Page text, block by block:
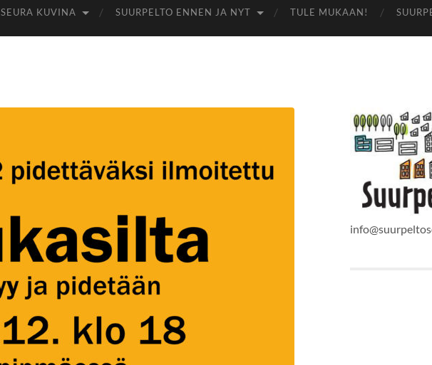
SEURA KUVINA SUURPELTO ENNEN JA NYT TULE MUKAAN!